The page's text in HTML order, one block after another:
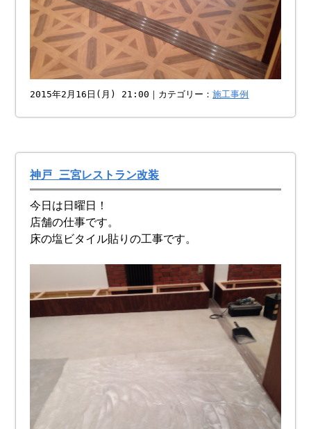
2015年2月16日(月) 21:00｜カテゴリー：施工事例
神戸 三宮レストラン改装
今日は日曜日！
店舗の仕事です。
床の塩ビタイル貼りの工事です。